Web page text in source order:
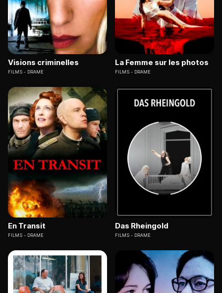
Visions criminelles
FILMS DRAME
La Femme sur les photos
FILMS DRAME
En Transit
FILMS DRAME
Das Rheingold
FILMS DRAME